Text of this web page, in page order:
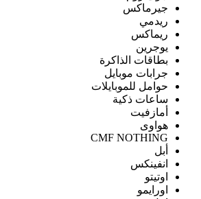
جيرماكس
ريدمي
ريماكس
يوجرين
بطاقات الذاكرة
جرابات موبايل
حوامل للموبايلات
ساعات ذكية
أمازفيت
هواوى
CMF NOTHING
أبل
انفينكس
اوتيتو
اورايمو